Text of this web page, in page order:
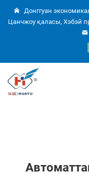
Донггуан
Цанчжоу қаласы, Хэбэй